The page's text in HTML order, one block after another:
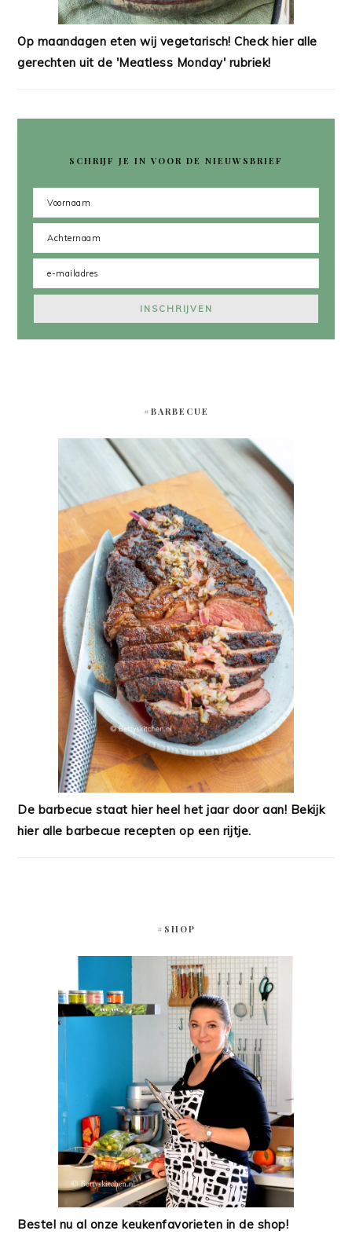
Op maandagen eten wij vegetarisch! Check hier alle
gerechten uit de 'Meatless Monday' rubriek!
SCHRIJF JE IN VOOR DE NIEUWSBRIEF
#BARBECUE
De barbecue staat hier heel het jaar door aan! Bekijk
hier alle barbecue recepten op een rijtje.
#SHOP
Bestel nu al onze keukenfavorieten in de shop!